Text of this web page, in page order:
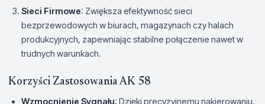
Sieci Firmowe: Zwiększa efektywność sieci
bezprzewodowych w biurach, magazynach czy halach
produkcyjnych, zapewniając stabilne połączenie nawet w
trudnych warunkach.
Korzyści Zastosowania AK 58
Wzmocnienie Sygnału: Dzięki precyzyjnemu nakierowaniu,